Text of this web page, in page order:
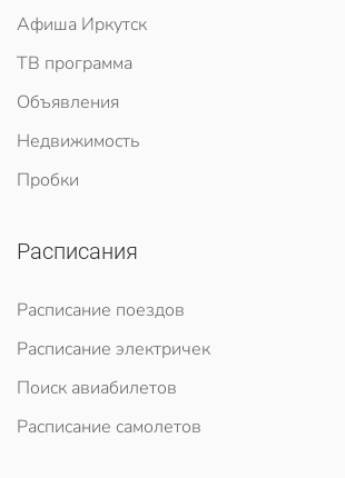
Афиша Иркутск
ТВ программа
Объявления
Недвижимость
Пробки
Расписания
Расписание поездов
Расписание электричек
Поиск авиабилетов
Расписание самолетов